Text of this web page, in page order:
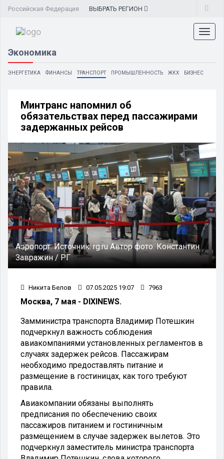
Российская Федерация ВЫБРАТЬ РЕГИОН
Экономика
ЭНЕРГЕТИКА ФИНАНСЫ ТРАНСПОРТ ПРОМЫШЛЕННОСТЬ ЖКХ БИЗНЕС
Минтранс напомнил об
обязательствах перед пассажирами
задержанных рейсов
Аэропорт.Источник:rg.ruАвтор фото:Константин
Завражин / РГ
Никита Белов 07.05.2025 19:07 7963
Москва, 7 мая - DIXINEWS.
Замминистра транспорта Владимир Потешкин
подчеркнул важность соблюдения
авиакомпаниями установленных регламентов в
случаях задержек рейсов. Пассажирам
необходимо предоставлять питание и
размещение в гостиницах, как того требуют
правила.
Авиакомпании обязаны выполнять
предписания по обеспечению своих
пассажиров питанием и гостиничным
размещением в случае задержек вылетов. Это
подчеркнул заместитель министра транспорта